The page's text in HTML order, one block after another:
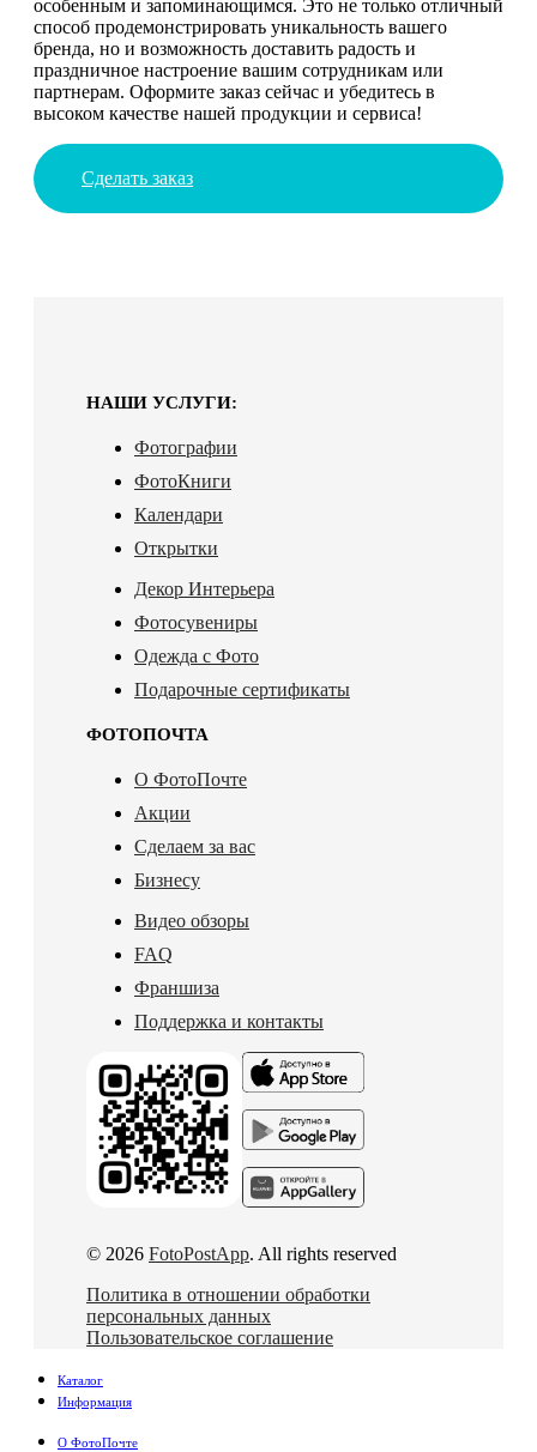
особенным и запоминающимся. Это не только отличный
способ продемонстрировать уникальность вашего
бренда, но и возможность доставить радость и
праздничное настроение вашим сотрудникам или
партнерам. Оформите заказ сейчас и убедитесь в
высоком качестве нашей продукции и сервиса!
Сделать заказ
НАШИ УСЛУГИ:
Фотографии
ФотоКниги
Календари
Открытки
Декор Интерьера
Фотосувениры
Одежда с Фото
Подарочные сертификаты
ФОТОПОЧТА
О ФотоПочте
Акции
Сделаем за вас
Бизнесу
Видео обзоры
FAQ
Франшиза
Поддержка и контакты
© 2026 FotoPostApp. All rights reserved
Политика в отношении обработки
персональных данных
Пользовательское соглашение
Каталог
Информация
О ФотоПочте